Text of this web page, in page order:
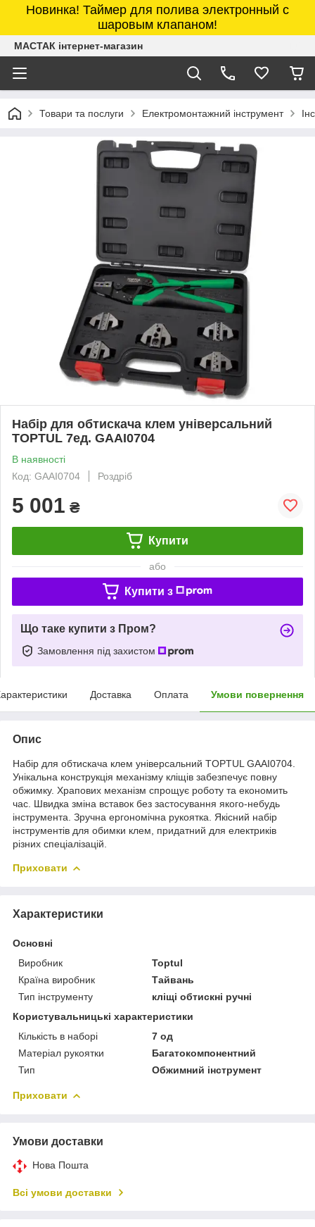
Новинка! Таймер для полива электронный с
шаровым клапаном!
МАСТАК інтернет-магазин
Товари та послуги Електромонтажний інструмент
Набір для обтискача клем універсальний
TOPTUL 7ед. GAAI0704
В наявності
Код: GAAI0704
Роздріб
5 001 ₴
Купити
або
Купити з
Що таке купити з Пром?
Замовлення під захистом
Доставка Оплата Умови повернення
Опис
Набір для обтискача клем універсальний TOPTUL GAAI0704.
Унікальна конструкція механізму кліщів забезпечує повну
обжимку. Храпових механізм спрощує роботу та економить
час. Швидка зміна вставок без застосування якого-небудь
інструмента. Зручна ергономічна рукоятка. Якісний набір
інструментів для обимки клем, придатний для електриків
різних спеціалізацій.
Приховати
Характеристики
Основні
Виробник
Toptul
Країна виробник
Тайвань
Тип інструменту
кліщі обтискні ручні
Користувальницькі характеристики
Кількість в наборі
7 од
Матеріал рукоятки
Багатокомпонентний
Тип
Обжимний інструмент
Приховати
Умови доставки
Нова Пошта
Всі умови доставки